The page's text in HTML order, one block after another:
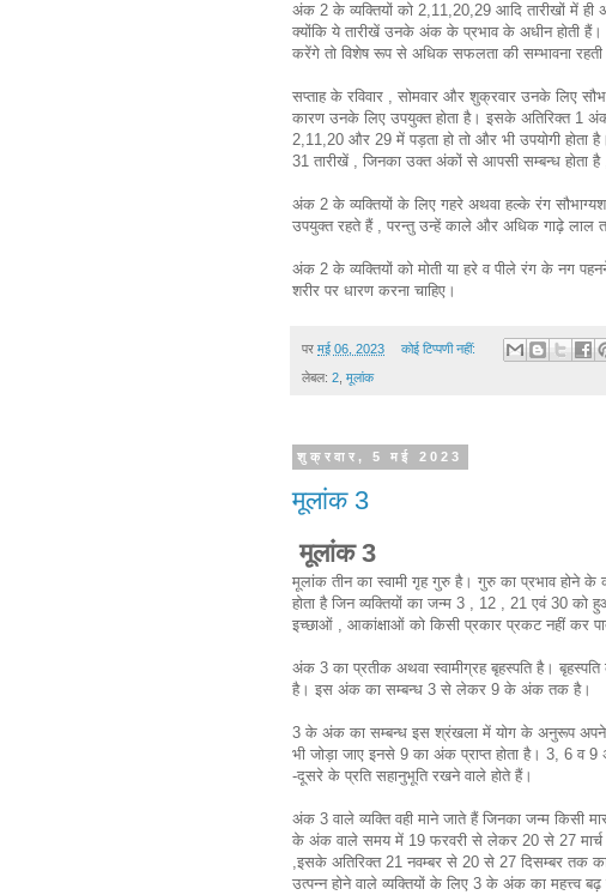
अंक 2 के व्यक्तियों को 2,11,20,29 आदि तारीखों में ही
क्योंकि ये तारीखें उनके अंक के प्रभाव के अधीन होती
करेंगे तो विशेष रूप से अधिक सफलता की सम्भावना रहती
सप्ताह के रविवार , सोमवार और शुक्रवार उनके लिए
कारण उनके लिए उपयुक्त होता है। इसके अतिरिक्त 1
2,11,20 और 29 में पड़ता हो तो और भी उपयोगी
31 तारीखें , जिनका उक्त अंकों से आपसी सम्बन्ध होता
अंक 2 के व्यक्तियों के लिए गहरे अथवा हल्के रंग
उपयुक्त रहते हैं , परन्तु उन्हें काले और अधिक गाढ़े लाल
अंक 2 के व्यक्तियों को मोती या हरे व पीले रंग के नग
शरीर पर धारण करना चाहिए।
पर मई 06, 2023 कोई टिप्पणी नहीं:
लेबल: 2, मूलांक
शुक्रवार, 5 मई 2023
मूलांक 3
मूलांक 3
मूलांक तीन का स्वामी गृह गुरु है। गुरु का प्रभाव होने के
होता है जिन व्यक्तियों का जन्म 3 , 12 , 21 एवं 30 को
इच्छाओं , आकांक्षाओं को किसी प्रकार प्रकट नहीं कर
अंक 3 का प्रतीक अथवा स्वामीग्रह बृहस्पति है। बृहस्पति
है। इस अंक का सम्बन्ध 3 से लेकर 9 के अंक तक है।
3 के अंक का सम्बन्ध इस श्रंखला में योग के अनुरूप
भी जोड़ा जाए इनसे 9 का अंक प्राप्त होता है। 3, 6 व
-दूसरे के प्रति सहानुभूति रखने वाले होते हैं।
अंक 3 वाले व्यक्ति वही माने जाते हैं जिनका जन्म किसी
के अंक वाले समय में 19 फरवरी से लेकर 20 से 27 मार्च
,इसके अतिरिक्त 21 नवम्बर से 20 से 27 दिसम्बर तक
उत्पन्न होने वाले व्यक्तियों के लिए 3 के अंक का महत्त्व बढ़